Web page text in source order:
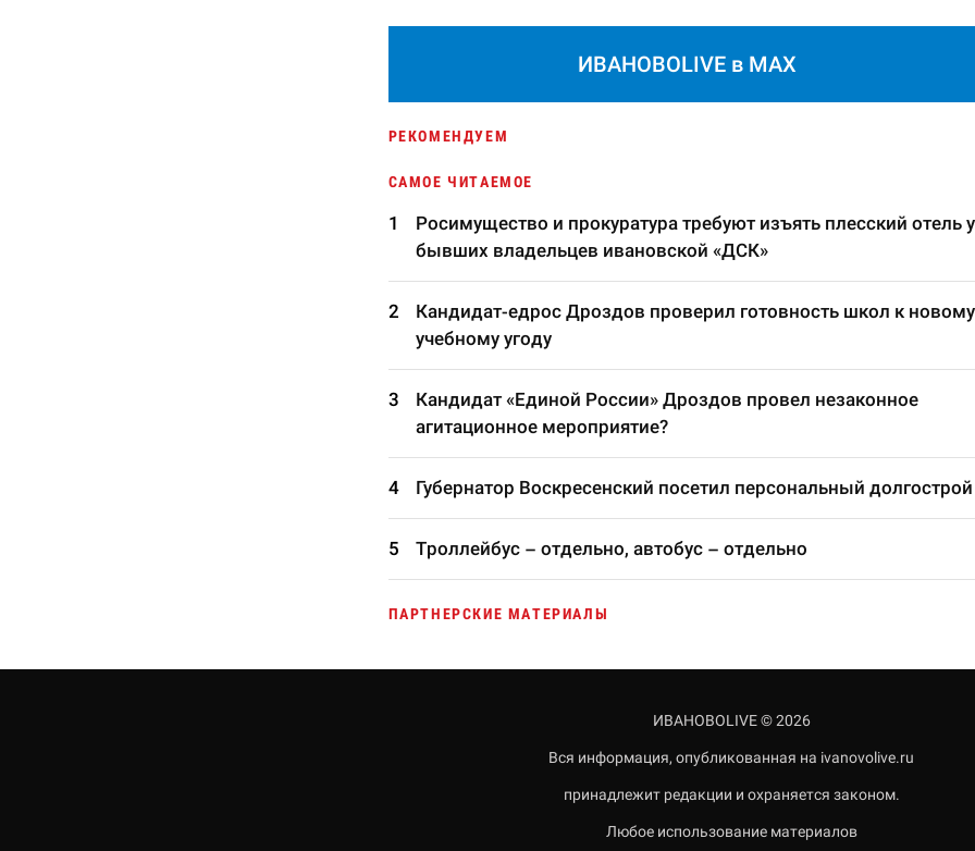
ИВАНОВОLIVE в MAX
РЕКОМЕНДУЕМ
САМОЕ ЧИТАЕМОЕ
Росимущество и прокуратура требуют изъять плесский отель у
бывших владельцев ивановской «ДСК»
Кандидат-едрос Дроздов проверил готовность школ к новому
учебному угоду
Кандидат «Единой России» Дроздов провел незаконное
агитационное мероприятие?
Губернатор Воскресенский посетил персональный долгострой
Троллейбус – отдельно, автобус – отдельно
ПАРТНЕРСКИЕ МАТЕРИАЛЫ
ИВАНОВОLIVE © 2026
Вся информация, опубликованная на ivanovolive.ru
принадлежит редакции и охраняется законом.
Любое использование материалов